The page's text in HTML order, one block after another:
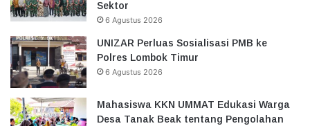
Sektor
6 Agustus 2026
UNIZAR Perluas Sosialisasi PMB ke
Polres Lombok Timur
6 Agustus 2026
Mahasiswa KKN UMMAT Edukasi Warga
Desa Tanak Beak tentang Pengolahan